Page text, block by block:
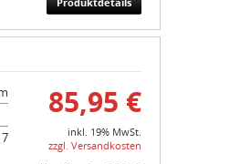
85,95 €
inkl. 19% MwSt.
zzgl. Versandkosten
7